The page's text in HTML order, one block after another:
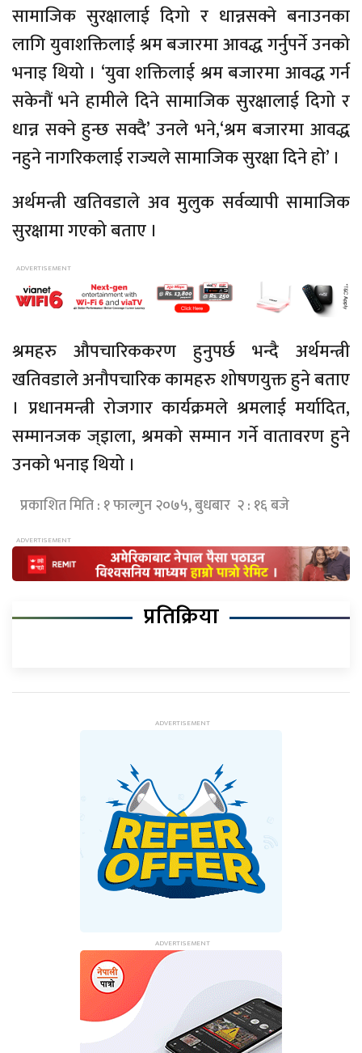
सामाजिक सुरक्षालाई दिगो र धान्नसक्ने बनाउनका
लागि युवाशक्तिलाई श्रम बजारमा आवद्ध गर्नुपर्ने उनको
भनाइ थियो । ‘युवा शक्तिलाई श्रम बजारमा आवद्ध गर्न
सकेनौं भने हामीले दिने सामाजिक सुरक्षालाई दिगो र
धान्न सक्ने हुन्छ सक्दै’ उनले भने,‘श्रम बजारमा आवद्ध
नहुने नागरिकलाई राज्यले सामाजिक सुरक्षा दिने हो’ ।
अर्थमन्त्री खतिवडाले अव मुलुक सर्वव्यापी सामाजिक
सुरक्षामा गएको बताए ।
श्रमहरु औपचारिककरण हुनुपर्छ भन्दै अर्थमन्त्री
खतिवडाले अनौपचारिक कामहरु शोषणयुक्त हुने बताए
। प्रधानमन्त्री रोजगार कार्यक्रमले श्रमलाई मर्यादित,
सम्मानजक ज्इाला, श्रमको सम्मान गर्ने वातावरण हुने
उनको भनाइ थियो ।
प्रकाशित मिति : १ फाल्गुन २०७५, बुधबार २ : १६ बजे
प्रतिक्रिया